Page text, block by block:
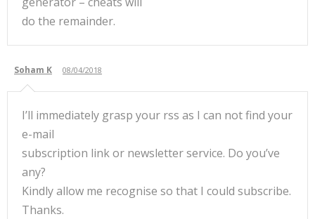
do the remainder.
Soham K 08/04/2018
I’ll immediately grasp your rss as I can not find your
e-mail
subscription link or newsletter service. Do you’ve
any?
Kindly allow me recognise so that I could subscribe.
Thanks.